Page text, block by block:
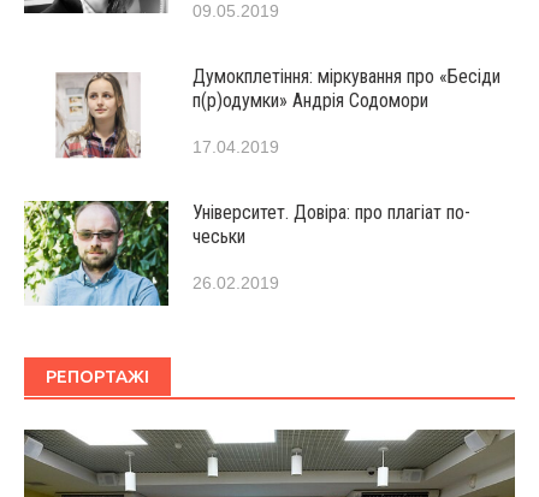
09.05.2019
Думокплетіння: міркування про «Бесіди
п(р)одумки» Андрія Содомори
17.04.2019
Університет. Довіра: про плагіат по-
чеськи
26.02.2019
РЕПОРТАЖІ